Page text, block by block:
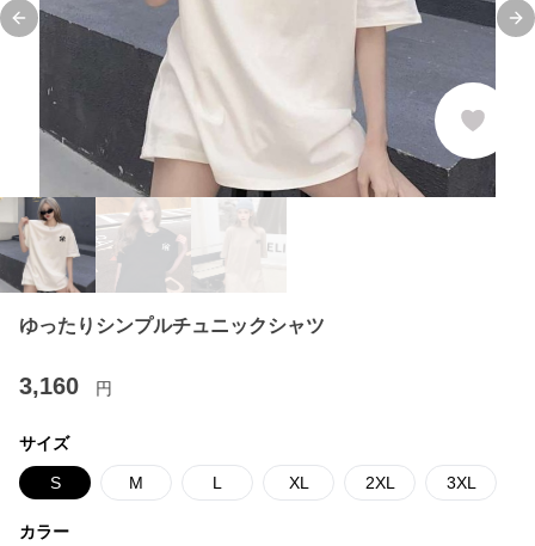
Previous slide
ゆったりシンプルチュニックシャツ
3,160 円
サイズ
S M L XL 2XL 3XL
カラー